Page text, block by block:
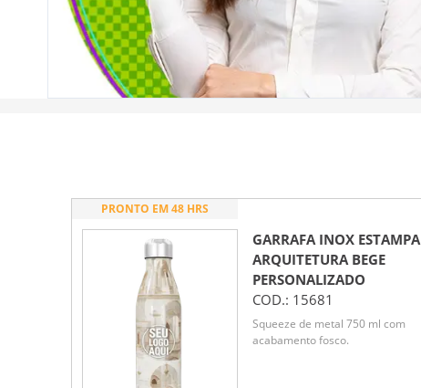
PRONTO EM 48 HRS
GARRAFA INOX ESTAMPA
ARQUITETURA BEGE
PERSONALIZADO
COD.: 15681
Squeeze de metal 750 ml com
acabamento fosco.